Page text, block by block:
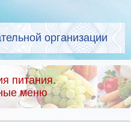
организации
питания.
меню